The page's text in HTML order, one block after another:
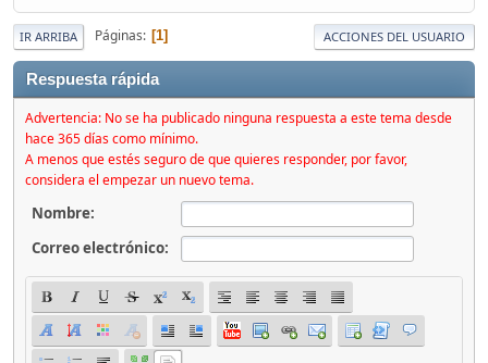
IR ARRIBA Páginas 1 ACCIONES DEL USUARIO
Respuesta rápida
Advertencia: No se ha publicado ninguna respuesta a este tema desde
hace 365 días como mínimo.
A menos que estés seguro de que quieres responder, por favor,
considera el empezar un nuevo tema.
Nombre:
Correo electrónico: